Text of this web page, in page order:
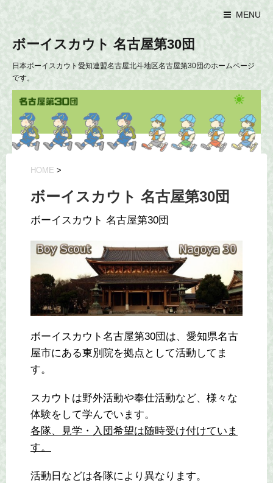
MENU
ボーイスカウト 名古屋第30団
日本ボーイスカウト愛知連盟名古屋北斗地区名古屋第30団のホームページ
です。
HOME >
ボーイスカウト 名古屋第30団
ボーイスカウト 名古屋第30団
ボーイスカウト名古屋第30団は、愛知県名古
屋市にある東別院を拠点として活動してま
す。
スカウトは野外活動や奉仕活動など、様々な
体験をして学んでいます。
各隊、見学・入団希望は随時受け付けていま
す。
活動日などは各隊により異なります。